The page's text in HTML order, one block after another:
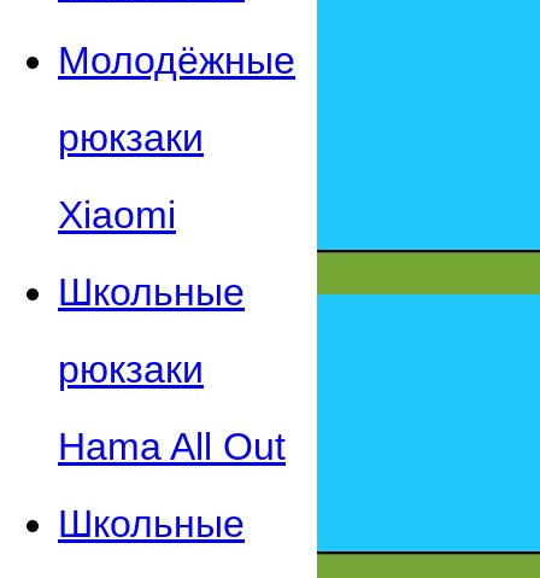
Молодёжные
рюкзаки
Xiaomi
Школьные
рюкзаки
Hama All Out
Школьные